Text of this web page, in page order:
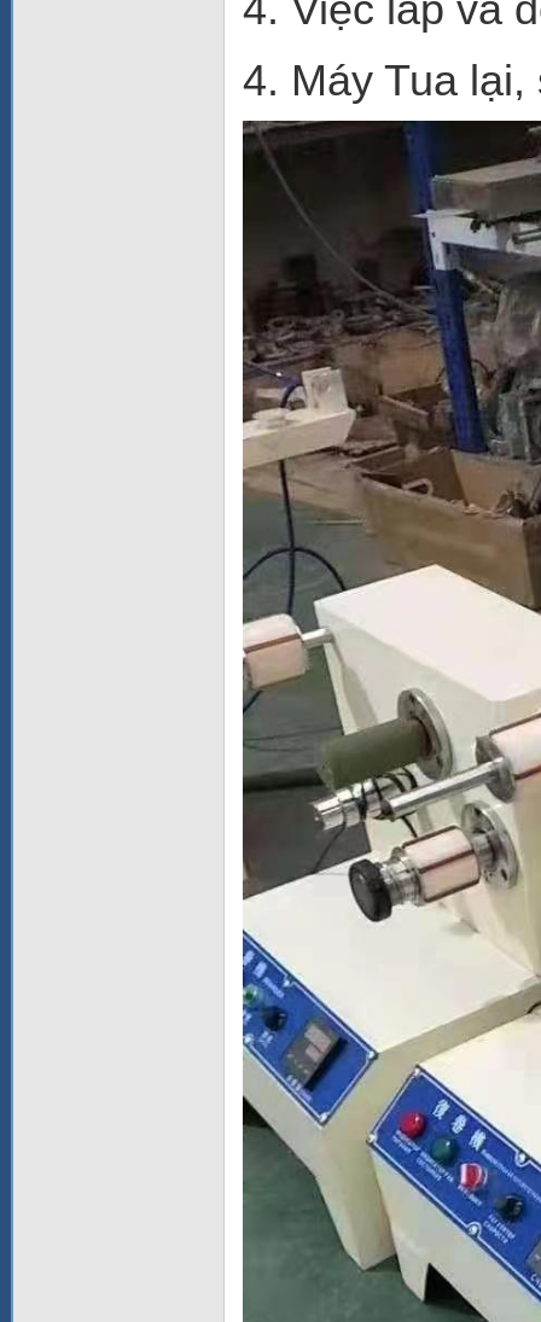
4. Máy Tua